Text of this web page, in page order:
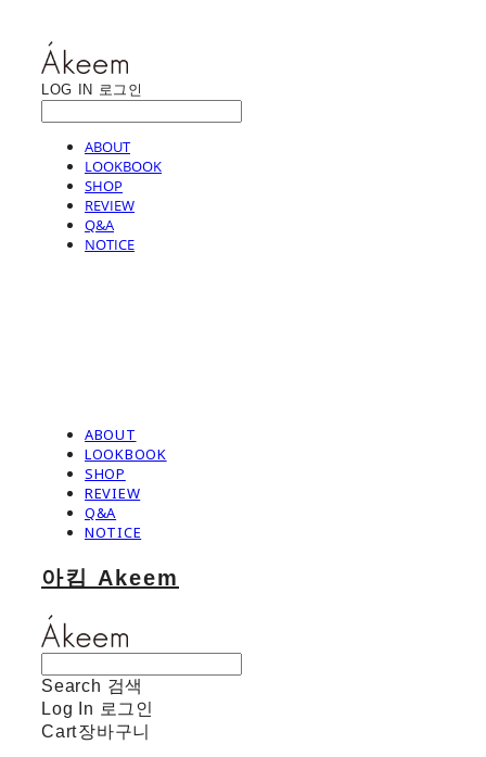
LOG IN 로그인
ABOUT
LOOKBOOK
SHOP
REVIEW
Q&A
NOTICE
ABOUT
LOOKBOOK
SHOP
REVIEW
Q&A
NOTICE
아킴 Akeem
Search 검색
Log In 로그인
Cart장바구니